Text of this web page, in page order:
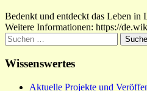
Bedenkt und entdeckt das Leben in
Weitere Informationen: https://
Suchen
nach:
Wissenswertes
Aktuelle Projekte und